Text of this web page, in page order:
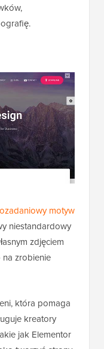
motyw
niestandardowy
zdjęciem
zrobienie
która pomaga
kreatory
jak Elementor